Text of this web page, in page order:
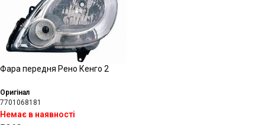
Фара передня Рено Кенго 2
Оригінал
7701068181
Немає в наявності